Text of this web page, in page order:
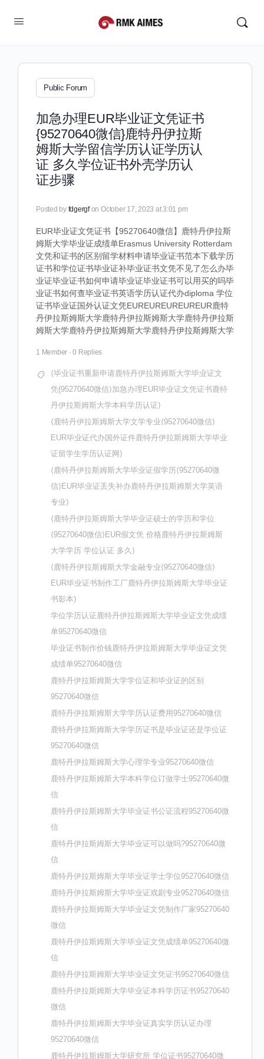
Public Forum
加急办理EUR毕业证文凭证书
{95270640微信}鹿特丹伊拉斯
姆斯大学留信学历认证学历认
证 多久学位证书外壳学历认
证步骤
Posted by fdgergf on October 17, 2023 at 3:01 pm
EUR毕业证文凭证书【95270640微信】鹿特丹伊拉斯
姆斯大学毕业证成绩单Erasmus University Rotterdam
文凭和证书的区别留学材料申请毕业证书范本下载学历
证书和学位证书毕业证补毕业证书文凭不见了怎么办毕
业证毕业证书如何申请毕业证毕业证书可以用买的吗毕
业证书如何查毕业证书英语学历认证代办diploma 学位
证书毕业证国外认证文凭EUREUREUREUREUR鹿特
丹伊拉斯姆斯大学鹿特丹伊拉斯姆斯大学鹿特丹伊拉斯
姆斯大学鹿特丹伊拉斯姆斯大学鹿特丹伊拉斯姆斯大学
1 Member · 0 Replies
⟨毕业证书重新申请鹿特丹伊拉斯姆斯大学毕业证文
凭{95270640微信⟩加急办理EUR毕业证文凭证书鹿特
丹伊拉斯姆斯大学本科学历认证⟩
⟨鹿特丹伊拉斯姆斯大学文学专业⟨95270640微信⟩
EUR毕业证代办国外证件鹿特丹伊拉斯姆斯大学毕业
证留学生学历认证网⟩
⟨鹿特丹伊拉斯姆斯大学毕业证假学历⟨95270640微
信⟩EUR毕业证丢失补办鹿特丹伊拉斯姆斯大学英语
专业⟩
⟨鹿特丹伊拉斯姆斯大学毕业证硕士的学历和学位
⟨95270640微信⟩EUR假文凭 价格鹿特丹伊拉斯姆斯
大学学历 学位认证 多久⟩
⟨鹿特丹伊拉斯姆斯大学金融专业⟨95270640微信⟩
EUR毕业证书制作工厂鹿特丹伊拉斯姆斯大学毕业证
书影本⟩
学位学历认证鹿特丹伊拉斯姆斯大学毕业证文凭成绩
单95270640微信
毕业证书制作价钱鹿特丹伊拉斯姆斯大学毕业证文凭
成绩单95270640微信
鹿特丹伊拉斯姆斯大学学位证和毕业证的区别
95270640微信
鹿特丹伊拉斯姆斯大学学历认证费用95270640微信
鹿特丹伊拉斯姆斯大学学历证书是毕业证还是学位证
95270640微信
鹿特丹伊拉斯姆斯大学心理学专业95270640微信
鹿特丹伊拉斯姆斯大学本科学位订做学士95270640微
信
鹿特丹伊拉斯姆斯大学毕业证书公证流程95270640微
信
鹿特丹伊拉斯姆斯大学毕业证可以做吗?95270640微
信
鹿特丹伊拉斯姆斯大学毕业证学士学位95270640微信
鹿特丹伊拉斯姆斯大学毕业证戏剧专业95270640微信
鹿特丹伊拉斯姆斯大学毕业证文凭制作厂家95270640
微信
鹿特丹伊拉斯姆斯大学毕业证文凭成绩单95270640微
信
鹿特丹伊拉斯姆斯大学毕业证文凭证书95270640微信
鹿特丹伊拉斯姆斯大学毕业证本科学历证书95270640
微信
鹿特丹伊拉斯姆斯大学毕业证真实学历认证办理
95270640微信
鹿特丹伊拉斯姆斯大学研究所 学位证书95270640微